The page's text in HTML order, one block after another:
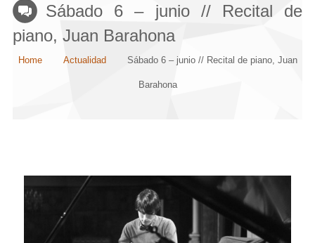
Sábado 6 – junio // Recital de
piano, Juan Barahona
Home Actualidad Sábado 6 – junio // Recital de piano, Juan
Barahona